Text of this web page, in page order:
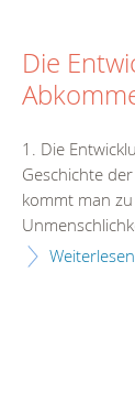
Die
1. Die
Geschichte
kommt man
Weiterlesen